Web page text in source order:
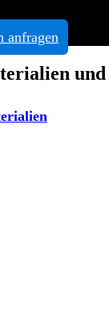
anfragen